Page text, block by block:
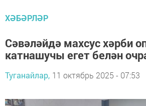
ХӘБӘРЛӘР
Сәвәләйдә махсус хәрби
катнашучы егет белән
Туганайлар, 11 октябрь 2025 - 07:53